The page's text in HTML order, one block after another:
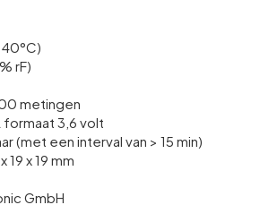
rF)
metingen
formaat 3,6 volt
(met een interval van > 15 min)
x 19 mm
GmbH